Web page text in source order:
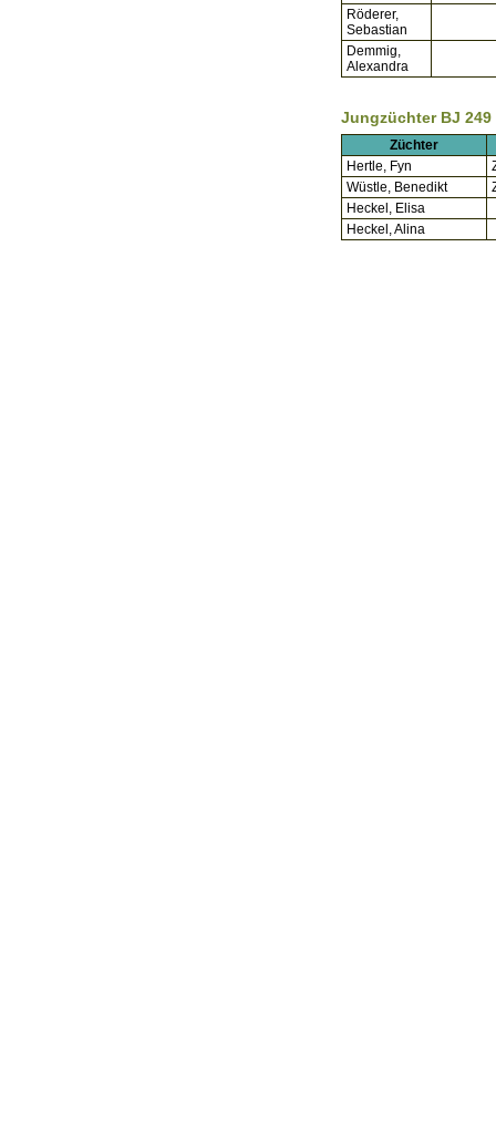
Röderer,
Sebastian
Demmig,
Alexandra
Jungzüchter BJ 249
Züchter
Hertle, Fyn
Wüstle, Benedikt
Heckel, Elisa
Heckel, Alina